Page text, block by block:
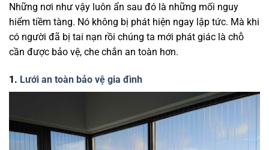
Những nơi như vậy luôn ẩn sau đó là những mối nguy
hiểm tiềm tàng. Nó không bị phát hiện ngay lập tức. Mà khi
có người đã bị tai nạn rồi chúng ta mới phát giác là chỗ
cần được bảo vệ, che chắn an toàn hơn.
1. Lưới an toàn bảo vệ gia đình